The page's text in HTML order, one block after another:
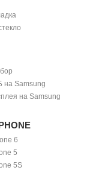
на Samsung
на Samsung
6
5
5S